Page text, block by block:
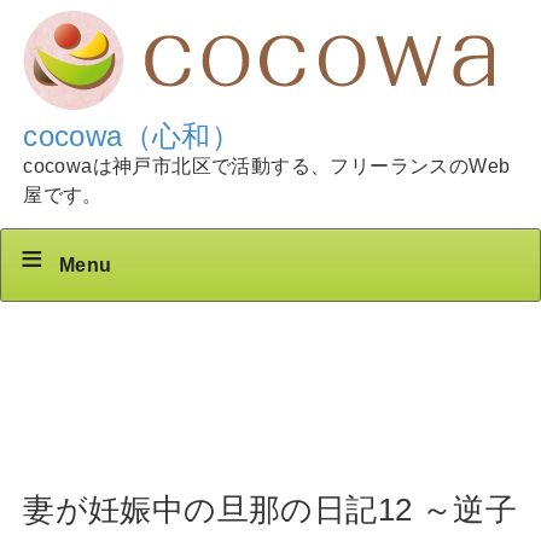
cocowa（心和）
cocowaは神戸市北区で活動する、フリーランスのWeb
屋です。
Menu
妻が妊娠中の旦那の日記12 ～逆子